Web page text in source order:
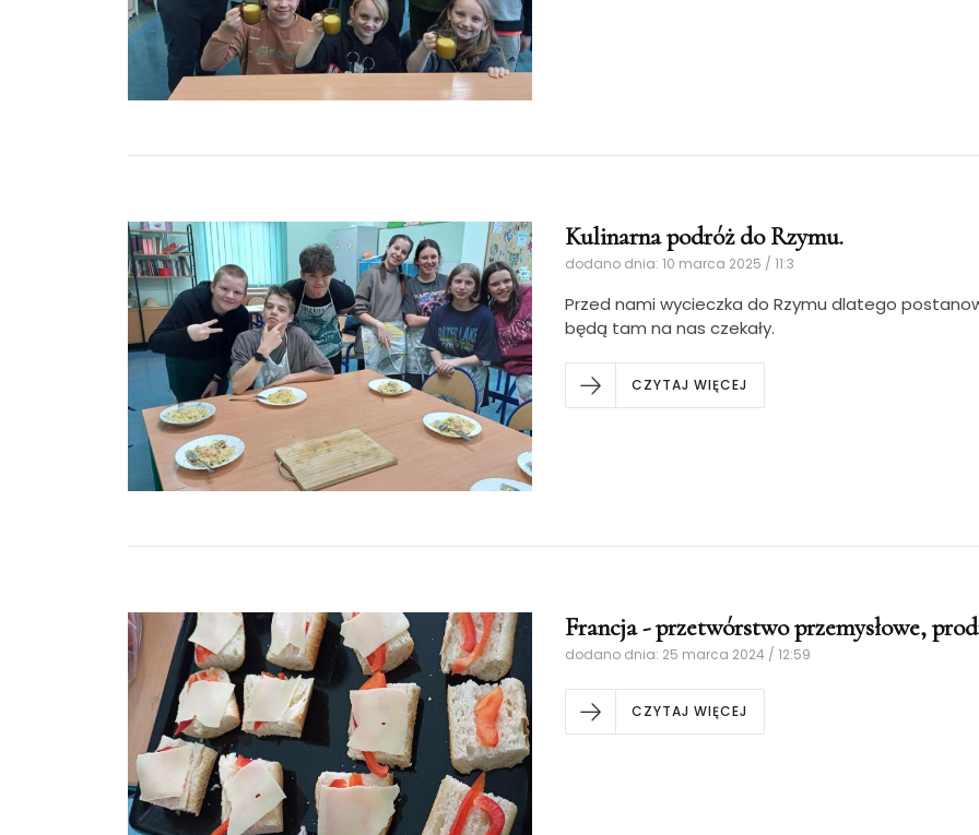
Kulinarna podróż do Rzymu.
dodano dnia: 10 marca 2025 / 11:3
Przed nami wycieczka do Rzymu dlatego
będą tam na nas czekały.
CZYTAJ WIĘCEJ
Francja - przetwórstwo przemysłowe,
dodano dnia: 25 marca 2024 / 12:59
CZYTAJ WIĘCEJ